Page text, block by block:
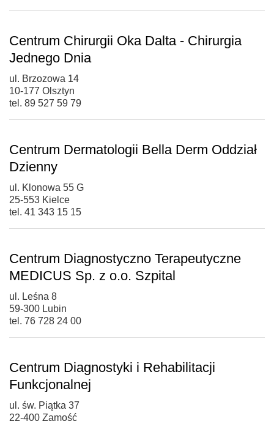
Centrum Chirurgii Oka Dalta - Chirurgia
Jednego Dnia
ul. Brzozowa 14
10-177 Olsztyn
tel. 89 527 59 79
Centrum Dermatologii Bella Derm Oddział
Dzienny
ul. Klonowa 55 G
25-553 Kielce
tel. 41 343 15 15
Centrum Diagnostyczno Terapeutyczne
MEDICUS Sp. z o.o. Szpital
ul. Leśna 8
59-300 Lubin
tel. 76 728 24 00
Centrum Diagnostyki i Rehabilitacji
Funkcjonalnej
ul. św. Piątka 37
22-400 Zamość